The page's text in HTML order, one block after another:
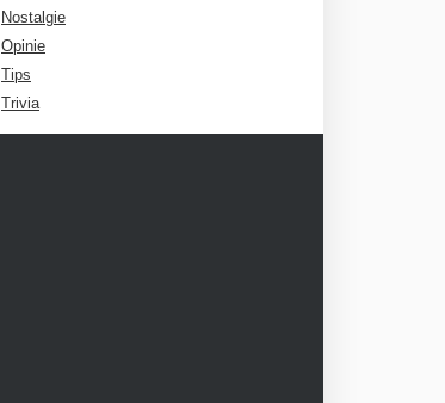
Nostalgie
Opinie
Tips
Trivia